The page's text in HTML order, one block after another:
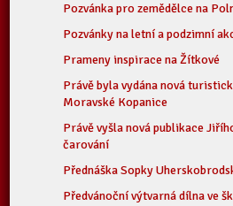
Pozvánka pro zemědělce na
Pozvánky na letní a podzimní
Prameny inspirace na Žítkové
Právě byla vydána nová
Moravské Kopanice
Právě vyšla nová publikace
čarování
Přednáška Sopky
Předvánoční výtvarná dílna ve